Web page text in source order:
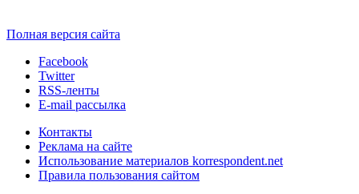
Полная версия сайта
Facebook
Twitter
RSS-ленты
E-mail рассылка
Контакты
Реклама на сайте
Использование материалов korrespondent.net
Правила пользования сайтом